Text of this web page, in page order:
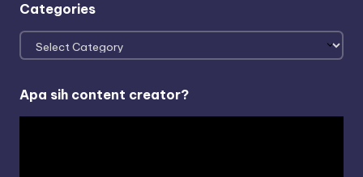
Categories
Categories
Apa sih content creator?